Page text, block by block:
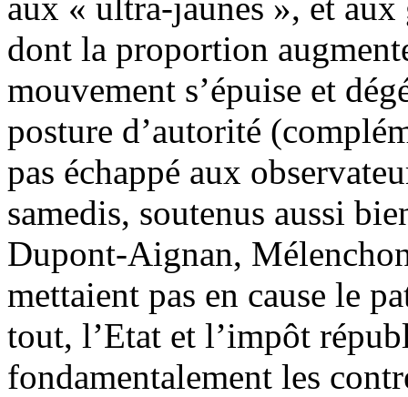
dont la proportion
mouvement s’épuise et
posture d’autorité
pas échappé aux
samedis, soutenus aussi
Dupont-Aignan,
mettaient pas en cause le
tout, l’Etat et l’impôt
fondamentalement les